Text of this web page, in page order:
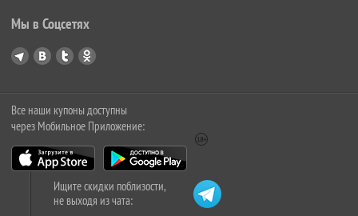
Мы в Соцсетях
Все наши купоны доступны
через Мобильное Приложение:
Ищите скидки поблизости,
не выходя из чата: